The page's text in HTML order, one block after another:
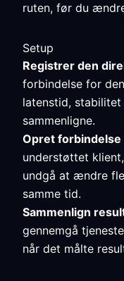
ruten, før du
Setup
Registrer den
forbindelse for
latenstid,
sammenligne.
Opret
understøttet
undgå at ændre
samme tid.
Sammenlign
gennemgå
når det målte